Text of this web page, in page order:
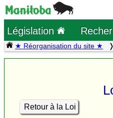
Législation
★ Réorganisation du site ★
Retour à la Loi